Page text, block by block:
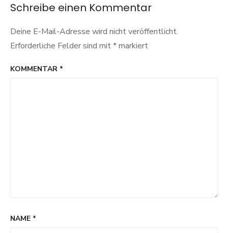
Methode
Schreibe einen Kommentar
Deine E-Mail-Adresse wird nicht veröffentlicht.
Erforderliche Felder sind mit*markiert
KOMMENTAR *
NAME *